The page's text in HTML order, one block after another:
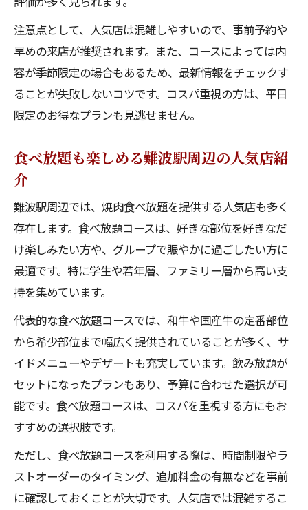
注意点として、人気店は混雑しやすいので、事前予約や
早めの来店が推奨されます。また、コースによっては内
容が季節限定の場合もあるため、最新情報をチェックす
ることが失敗しないコツです。コスパ重視の方は、平日
限定のお得なプランも見逃せません。
食べ放題も楽しめる難波駅周辺の人気店紹
介
難波駅周辺では、焼肉食べ放題を提供する人気店も多く
存在します。食べ放題コースは、好きな部位を好きなだ
け楽しみたい方や、グループで賑やかに過ごしたい方に
最適です。特に学生や若年層、ファミリー層から高い支
持を集めています。
代表的な食べ放題コースでは、和牛や国産牛の定番部位
から希少部位まで幅広く提供されていることが多く、サ
イドメニューやデザートも充実しています。飲み放題が
セットになったプランもあり、予算に合わせた選択が可
能です。食べ放題コースは、コスパを重視する方にもお
すすめの選択肢です。
ただし、食べ放題コースを利用する際は、時間制限やラ
ストオーダーのタイミング、追加料金の有無などを事前
に確認しておくことが大切です。人気店では混雑するこ